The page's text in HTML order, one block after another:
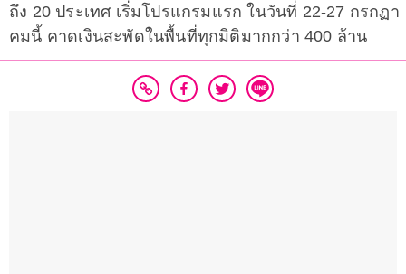
ถึง 20 ประเทศ เริ่มโปรแกรมแรก ในวันที่ 22-27 กรกฏา
คมนี้ คาดเงินสะพัดในพื้นที่ทุกมิติมากกว่า 400 ล้าน